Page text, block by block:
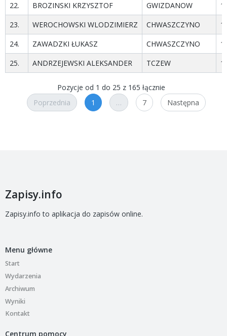
22.
BROZINSKI KRZYSZTOF GWIZDANOW
23.
WEROCHOWSKI WLODZIMIERZ CHWASZCZYNO
24.
ZAWADZKI ŁUKASZ CHWASZCZYNO
25.
ANDRZEJEWSKI ALEKSANDER TCZEW
Pozycje od 1 do 25 z 165 łącznie
Poprzednia
1 … 7 Następna
Zapisy.info
Zapisy.info to aplikacja do zapisów online.
Menu główne
Start
Wydarzenia
Archiwum
Wyniki
Kontakt
Centrum pomocy